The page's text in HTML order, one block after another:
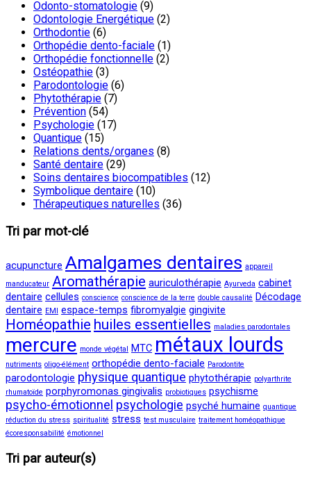
Odonto-stomatologie (9)
Odontologie Energétique (2)
Orthodontie (6)
Orthopédie dento-faciale (1)
Orthopédie fonctionnelle (2)
Ostéopathie (3)
Parodontologie (6)
Phytothérapie (7)
Prévention (54)
Psychologie (17)
Quantique (15)
Relations dents/organes (8)
Santé dentaire (29)
Soins dentaires biocompatibles (12)
Symbolique dentaire (10)
Thérapeutiques naturelles (36)
Tri par mot-clé
acupuncture Amalgames dentaires appareil
manducateur Aromathérapie auriculothérapie Ayurveda cabinet
dentaire cellules conscience conscience de la terre double causalité Décodage
dentaire EMI espace-temps fibromyalgie gingivite
Homéopathie huiles essentielles maladies parodontales
mercure monde végétal MTC métaux lourds
nutriments oligo-élément orthopédie dento-faciale Parodontite
parodontologie physique quantique phytothérapie polyarthrite
rhumatoïde porphyromonas gingivalis probiotiques psychisme
psycho-émotionnel psychologie psyché humaine quantique
réduction du stress spiritualité stress test musculaire traitement homéopathique
écoresponsabilité émotionnel
Tri par auteur(s)